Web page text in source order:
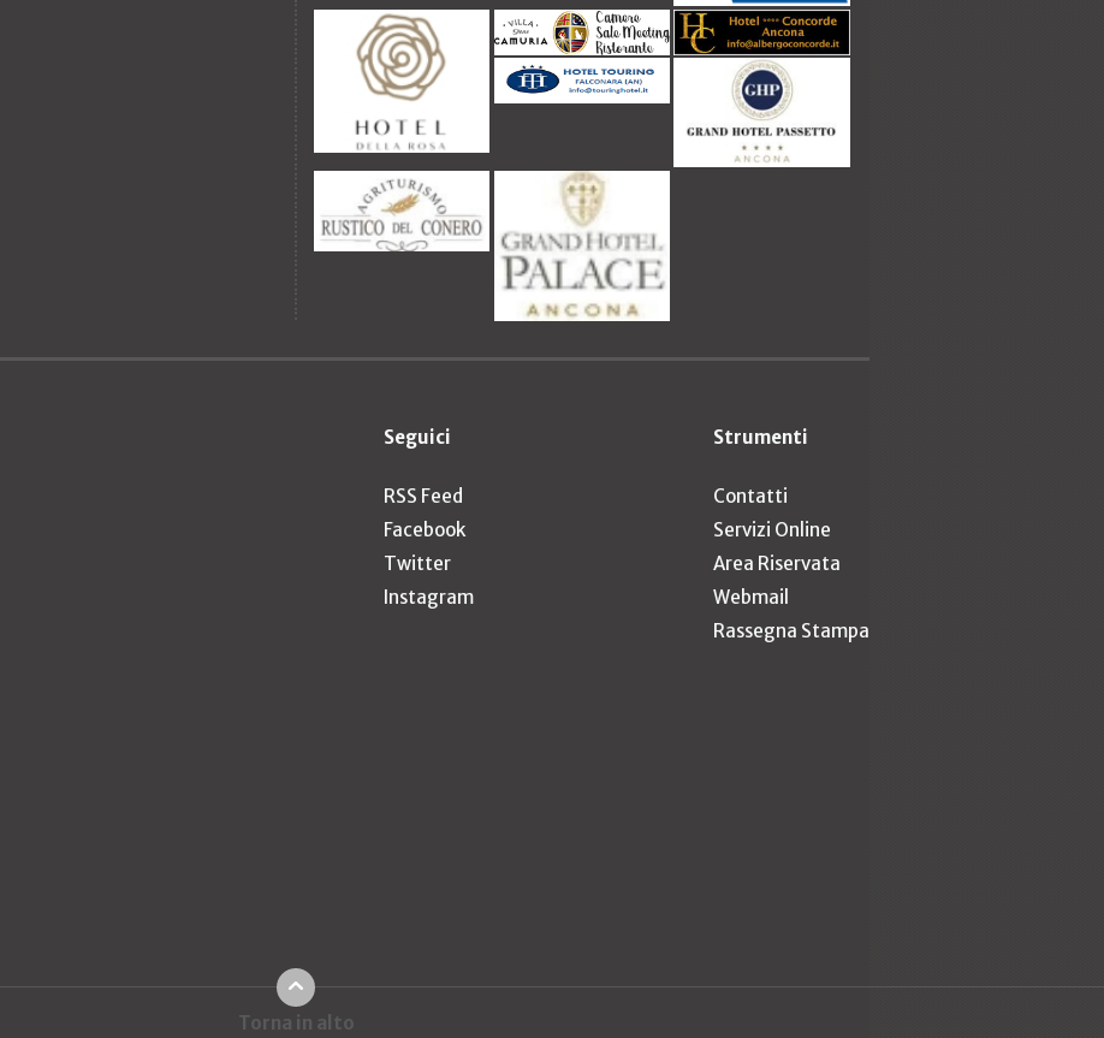
Seguici
RSS Feed
Facebook
Twitter
Instagram
Strumenti
Contatti
Servizi Online
Area Riservata
Webmail
Rassegna Stampa
Torna in alto